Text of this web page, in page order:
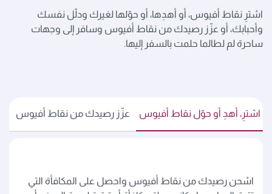
اشترِ نقاط أفيوس، أو أهدِها، أو حوّلها لغيرك ودلّل نفسك
وأحبابك، أو عزّز رصيدك من نقاط أفيوس وسافر إلى وجهات
ساحرة لم لطالما حلمت بالسفر إليها.
اشترِ، أهدِ أو حوّل نقاط أفيوس عزّز رصيدك من نقاط أفيوس
اشحن رصيدك من نقاط أفيوس واحصل على المكافأة التي